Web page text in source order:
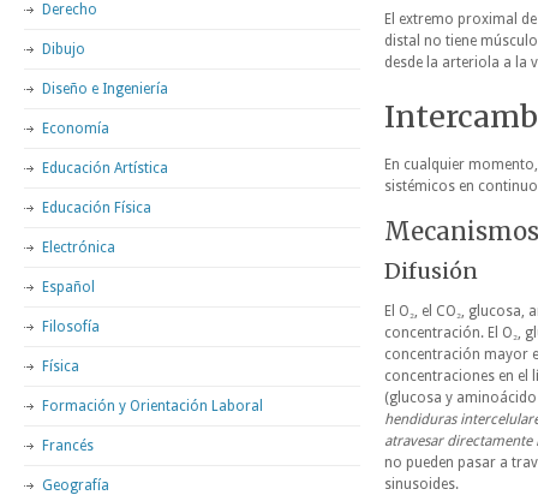
El extremo proximal
distal no tiene
desde la arteriola a la
En cualquier
sistémicos en
Difusión
El O₂, el CO₂,
concentración. El O₂,
concentración mayor
concentraciones en el
(glucosa y
hendiduras
atravesar directamente
no pueden pasar a
sinusoides.
Derecho
Dibujo
Diseño e Ingeniería
Economía
Educación Artística
Educación Física
Electrónica
Español
Filosofía
Física
Formación y Orientación Laboral
Francés
Geografía